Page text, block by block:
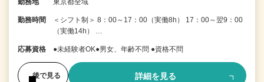
勤務地 東京都全域
勤務時間
＜シフト制＞ 8：00～17：00（実働8h） 17：00～翌9：00
（実働14h） …
応募資格 ●未経験者OK●男女、年齢不問 ●資格不問
後で見る 詳細を見る